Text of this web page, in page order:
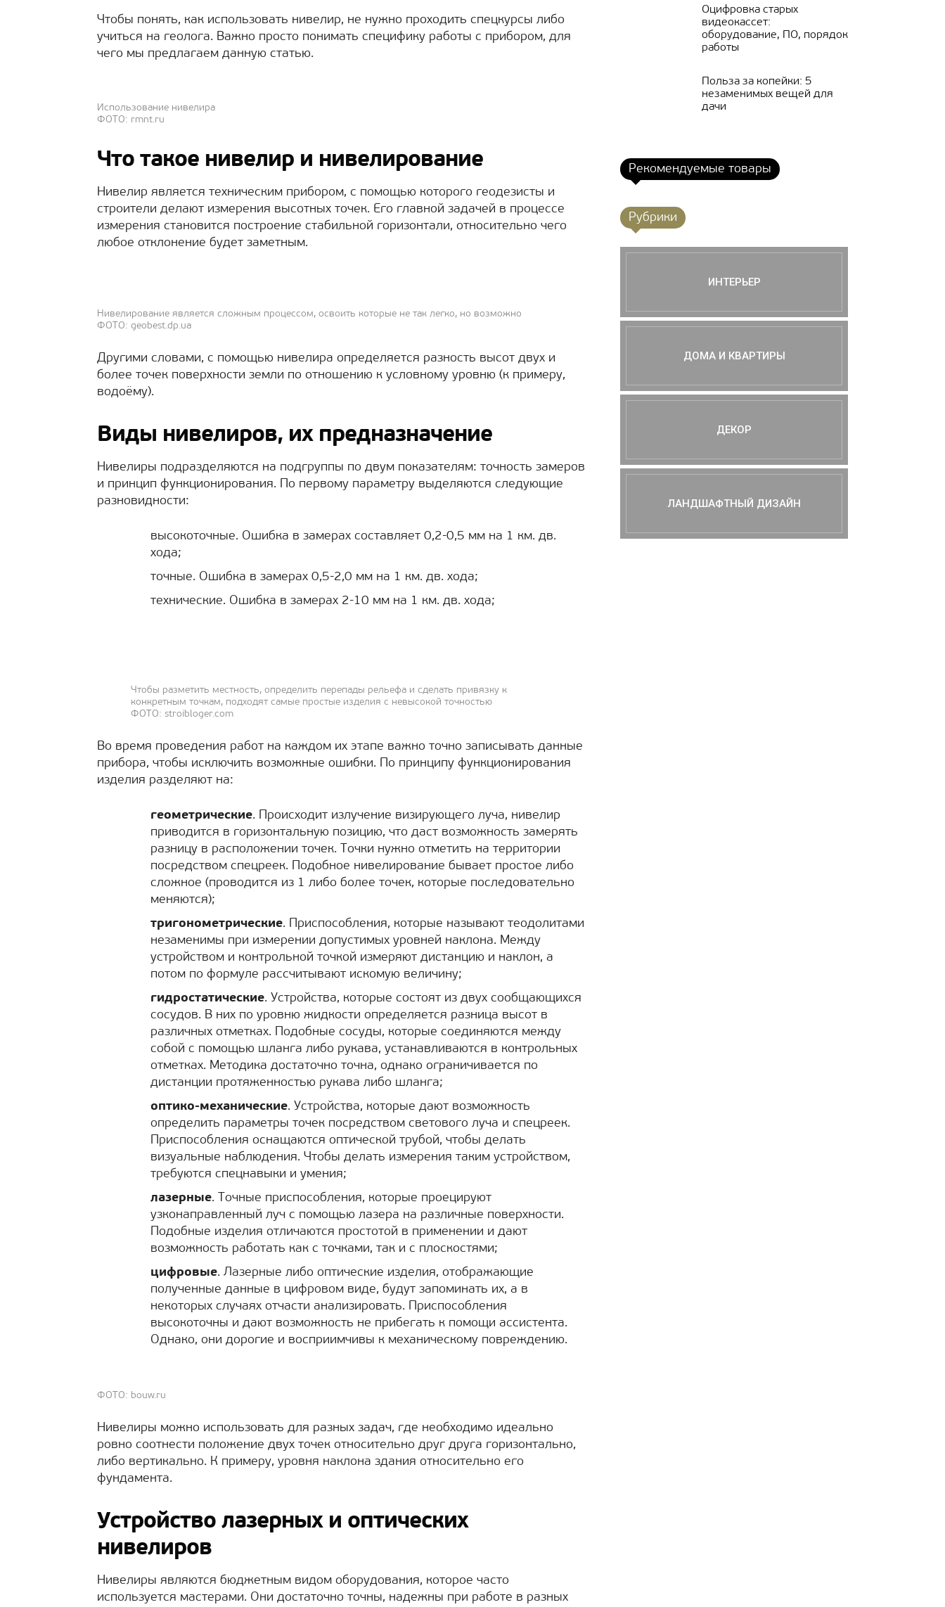
Чтобы понять, как использовать нивелир, не нужно проходить спецкурсы либо
учиться на геолога. Важно просто понимать специфику работы с прибором, для
чего мы предлагаем данную статью.
Использование нивелира
ФОТО: rmnt.ru
Что такое нивелир и нивелирование
Нивелир является техническим прибором, с помощью которого геодезисты и
строители делают измерения высотных точек. Его главной задачей в процессе
измерения становится построение стабильной горизонтали, относительно чего
любое отклонение будет заметным.
Нивелирование является сложным процессом, освоить которые не так легко, но возможно
ФОТО: geobest.dp.ua
Другими словами, с помощью нивелира определяется разность высот двух и
более точек поверхности земли по отношению к условному уровню (к примеру,
водоёму).
Виды нивелиров, их предназначение
Нивелиры подразделяются на подгруппы по двум показателям: точность замеров
и принцип функционирования. По первому параметру выделяются следующие
разновидности:
высокоточные. Ошибка в замерах составляет 0,2-0,5 мм на 1 км. дв.
хода;
точные. Ошибка в замерах 0,5-2,0 мм на 1 км. дв. хода;
технические. Ошибка в замерах 2-10 мм на 1 км. дв. хода;
Чтобы разметить местность, определить перепады рельефа и сделать привязку к
конкретным точкам, подходят самые простые изделия с невысокой точностью
ФОТО: stroibloger.com
Во время проведения работ на каждом их этапе важно точно записывать данные
прибора, чтобы исключить возможные ошибки. По принципу функционирования
изделия разделяют на:
геометрические. Происходит излучение визирующего луча, нивелир
приводится в горизонтальную позицию, что даст возможность замерять
разницу в расположении точек. Точки нужно отметить на территории
посредством спецреек. Подобное нивелирование бывает простое либо
сложное (проводится из 1 либо более точек, которые последовательно
меняются);
тригонометрические. Приспособления, которые называют теодолитами
незаменимы при измерении допустимых уровней наклона. Между
устройством и контрольной точкой измеряют дистанцию и наклон, а
потом по формуле рассчитывают искомую величину;
гидростатические. Устройства, которые состоят из двух сообщающихся
сосудов. В них по уровню жидкости определяется разница высот в
различных отметках. Подобные сосуды, которые соединяются между
собой с помощью шланга либо рукава, устанавливаются в контрольных
отметках. Методика достаточно точна, однако ограничивается по
дистанции протяженностью рукава либо шланга;
оптико-механические. Устройства, которые дают возможность
определить параметры точек посредством светового луча и спецреек.
Приспособления оснащаются оптической трубой, чтобы делать
визуальные наблюдения. Чтобы делать измерения таким устройством,
требуются спецнавыки и умения;
лазерные. Точные приспособления, которые проецируют
узконаправленный луч с помощью лазера на различные поверхности.
Подобные изделия отличаются простотой в применении и дают
возможность работать как с точками, так и с плоскостями;
цифровые. Лазерные либо оптические изделия, отображающие
полученные данные в цифровом виде, будут запоминать их, а в
некоторых случаях отчасти анализировать. Приспособления
высокоточны и дают возможность не прибегать к помощи ассистента.
Однако, они дорогие и восприимчивы к механическому повреждению.
ФОТО: bouw.ru
Нивелиры можно использовать для разных задач, где необходимо идеально
ровно соотнести положение двух точек относительно друг друга горизонтально,
либо вертикально. К примеру, уровня наклона здания относительно его
фундамента.
Устройство лазерных и оптических
нивелиров
Нивелиры являются бюджетным видом оборудования, которое часто
используется мастерами. Они достаточно точны, надежны при работе в разных
Оцифровка старых
видеокассет:
оборудование, ПО, порядок
работы
Польза за копейки: 5
незаменимых вещей для
дачи
Рекомендуемые товары
Рубрики
ИНТЕРЬЕР
ДОМА И КВАРТИРЫ
ДЕКОР
ЛАНДШАФТНЫЙ ДИЗАЙН